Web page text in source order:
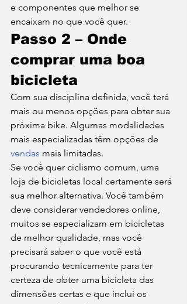
e componentes que melhor se
encaixam no que você quer.
Passo 2 – Onde
comprar uma boa
bicicleta
Com sua disciplina definida, você terá
mais ou menos opções para obter sua
próxima bike. Algumas modalidades
mais especializadas têm opções de
vendas mais limitadas.
Se você quer ciclismo comum, uma
loja de bicicletas local certamente será
sua melhor alternativa. Você também
deve considerar vendedores online,
muitos se especializam em bicicletas
de melhor qualidade, mas você
precisará saber o que você está
procurando tecnicamente para ter
certeza de obter uma bicicleta das
dimensões certas e que inclui os